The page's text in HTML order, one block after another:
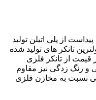
از پلی اتیلن تولید
تانکر های تولید شده
از تانکر فلزی
و زنگ زدگی نیز مقاوم
نسبت به مخازن فلزی